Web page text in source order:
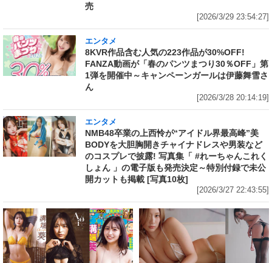
売
[2026/3/29 23:54:27]
エンタメ
8KVR作品含む人気の223作品が30%OFF!
FANZA動画が「春のパンツまつり30％OFF」第
1弾を開催中～キャンペーンガールは伊藤舞雪さ
ん
[2026/3/28 20:14:19]
エンタメ
NMB48卒業の上西怜が“アイドル界最高峰”美
BODYを大胆胸開きチャイナドレスや男装など
のコスプレで披露! 写真集「 #れーちゃんこれく
しょん 」の電子版も発売決定～特別付録で未公
開カットも掲載 [写真10枚]
[2026/3/27 22:43:55]